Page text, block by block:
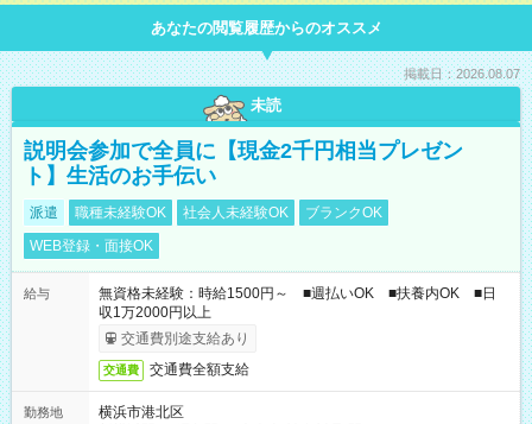
あなたの閲覧履歴からのオススメ
掲載日：2026.08.07
未読
説明会参加で全員に【現金2千円相当プレゼン
ト】生活のお手伝い
派遣 職種未経験OK 社会人未経験OK
ブランクOK
WEB登録・面接OK
給与
無資格未経験：時給1500円～ ■週払いOK ■扶養内OK ■日
収1万2000円以上
交通費別途支給あり
交通費 交通費全額支給
勤務地
横浜市港北区